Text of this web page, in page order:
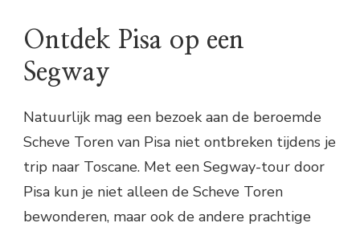
Ontdek Pisa op een
Segway
Natuurlijk mag een bezoek aan de beroemde
Scheve Toren van Pisa niet ontbreken tijdens je
trip naar Toscane. Met een Segway-tour door
Pisa kun je niet alleen de Scheve Toren
bewonderen, maar ook de andere prachtige